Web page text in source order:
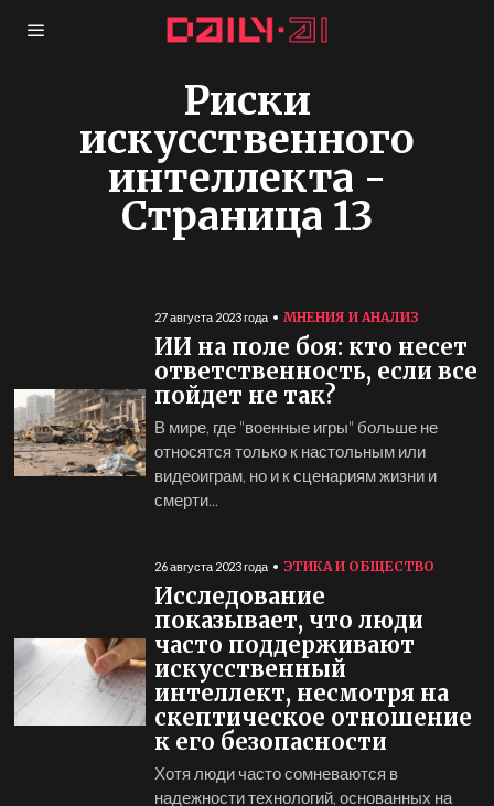
Риски
искусственного
интеллекта -
Страница 13
27 августа 2023 года МНЕНИЯ И АНАЛИЗ
ИИ на поле боя: кто несет
ответственность, если все
пойдет не так?
В мире, где "военные игры" больше не
относятся только к настольным или
видеоиграм, но и к сценариям жизни и
смерти...
26 августа 2023 года ЭТИКА И ОБЩЕСТВО
Исследование
показывает, что люди
часто поддерживают
искусственный
интеллект, несмотря на
скептическое отношение
к его безопасности
Хотя люди часто сомневаются в
надежности технологий, основанных на